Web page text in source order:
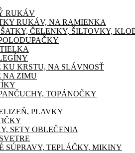
RUKÁV
RUKÁV, NA RAMIENKA
ČELENKY, ŠILTOVKY,
KU KRSTU, NA SLÁVNOSŤ
NA ZIMU
TOPÁNOČKY
PLAVKY
SETY OBLEČENIA
SÚPRAVY, TEPLÁČKY, MIKINY